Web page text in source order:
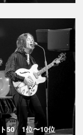
ト50 1位〜10位